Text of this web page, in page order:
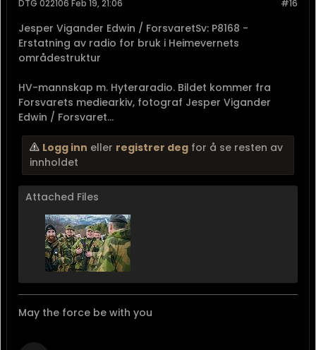
#16
DTG 022106 Feb 19, 21:06
Jesper Vigander Edwin / ForsvaretSv: P8168 -
Erstatning av radio for bruk i Heimevernets
områdestruktur
HV-mannskap m. Hyteraradio. Bildet kommer fra
Forsvarets mediearkiv, fotograf Jesper Vigander
Edwin / Forsvaret...
Logg inn eller registrer deg for å se resten av
innholdet
Attached Files
May the force be with you